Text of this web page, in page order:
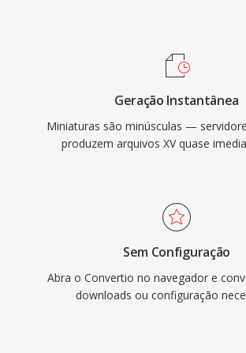
Geração Instantânea
Miniaturas são minúsculas —
produzem arquivos XV quase
Sem Configuração
Abra o Convertio no navegador e
downloads ou configuração